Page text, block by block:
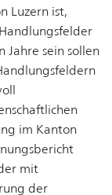
Luzern ist,
Jahre sein sollen
im Kanton
mit
der